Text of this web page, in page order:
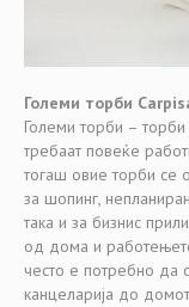
Големи торби
Големи торби –
требаат повеќе
тогаш овие торби се
за шопинг,
така и за бизнис
од дома и
често е потребно да
канцеларија до